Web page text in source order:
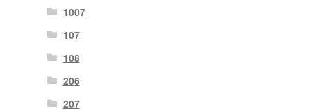
1007
107
108
206
207